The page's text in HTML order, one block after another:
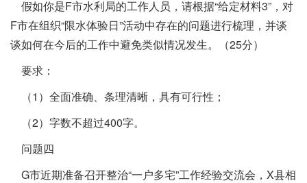
假如你是F市水利局的工作人员，请根据“给定材料3”，对
F市在组织“限水体验日”活动中存在的问题进行梳理，并谈
谈如何在今后的工作中避免类似情况发生。（25分）
要求：
（1）全面准确、条理清晰，具有可行性；
（2）字数不超过400字。
问题四
G市近期准备召开整治“一户多宅”工作经验交流会，X县相